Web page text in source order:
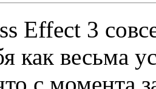
Effect 3
как
с момента